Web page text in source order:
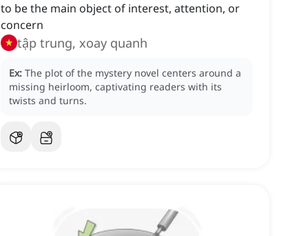
to be the main object of interest, attention, or
concern
tập trung, xoay quanh
Ex: The plot of the mystery novel centers around a
missing heirloom, captivating readers with its
twists and turns.